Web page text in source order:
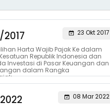
2017
23 Okt 2017
Harta Wajib Pajak Ke dalam
Republik Indonesia dan
Investasi di Pasar Keuangan dan
dalam Rangka
08 Mar 2022